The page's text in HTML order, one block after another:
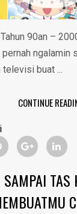
90an –
ngalamin
buat ...
CONTINUE
TAS